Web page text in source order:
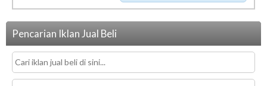
Pencarian Iklan Jual Beli